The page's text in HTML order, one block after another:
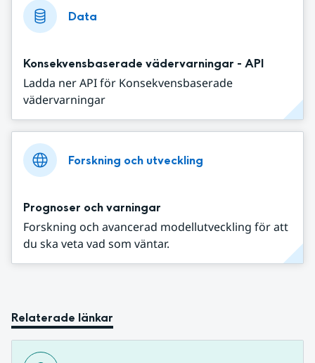
Data
Konsekvensbaserade vädervarningar - API
Ladda ner API för Konsekvensbaserade
vädervarningar
Forskning och utveckling
Prognoser och varningar
Forskning och avancerad modellutveckling för att
du ska veta vad som väntar.
Relaterade länkar